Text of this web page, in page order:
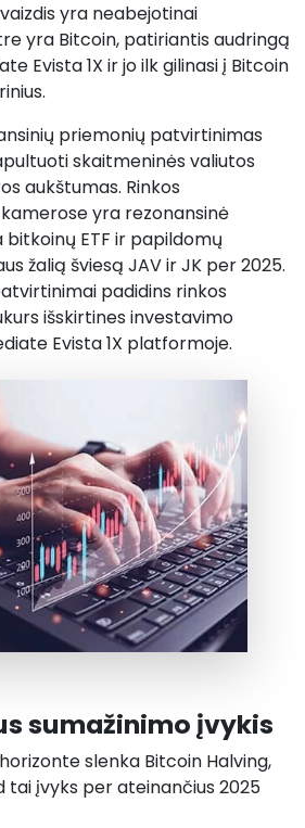
yra neabejotinai
yra Bitcoin, patiriantis audringą
Evista 1X ir jo ilk gilinasi į Bitcoin
priemonių patvirtinimas
skaitmeninės valiutos
aukštumas. Rinkos
yra rezonansinė
bitkoinų ETF ir papildomų
žalią šviesą JAV ir JK per 2025.
padidins rinkos
išskirtines investavimo
Evista 1X platformoje.
sumažinimo įvykis
slenka Bitcoin Halving,
tai įvyks per ateinančius 2025